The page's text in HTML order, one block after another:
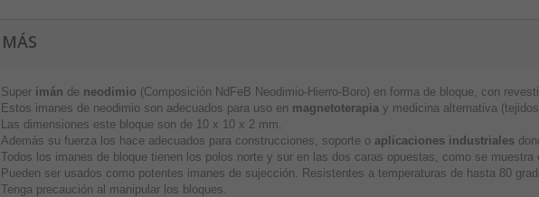
MÁS
Super imán de neodimio (Composición NdFeB Neodimio-Hierro-Boro) en forma de bloque, con
Estos imanes de neodimio son adecuados para uso en magnetoterapia y medicina alternativa
Las dimensiones este bloque son de 10 x 10 x 2 mm.
Además su fuerza los hace adecuados para construcciones, soporte o aplicaciones industriales
Todos los imanes de bloque tienen los polos norte y sur en las dos caras opuestas, como se muestra
Pueden ser usados como potentes imanes de sujección. Resistentes a temperaturas de hasta 80
Tenga precaución al manipular los bloques.